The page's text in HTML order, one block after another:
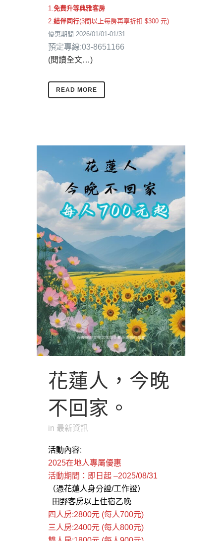
1. 免費升等典雅客房
2. 結伴同行(3間以上每房再享折扣 $300 元)
優惠期間:2026/01/01-01/31
預定專線:03-8651166
(閱讀全文…)
READ MORE
花蓮人，今晚
不回家。
in 最新資訊
活動內容:
2025在地人專屬優惠
活動期間：即日起 –2025/08/31
（憑花蓮人身分證/工作證）
田野客房以上住宿乙晚
四人房:2800元 (每人700元)
三人房:2400元 (每人800元)